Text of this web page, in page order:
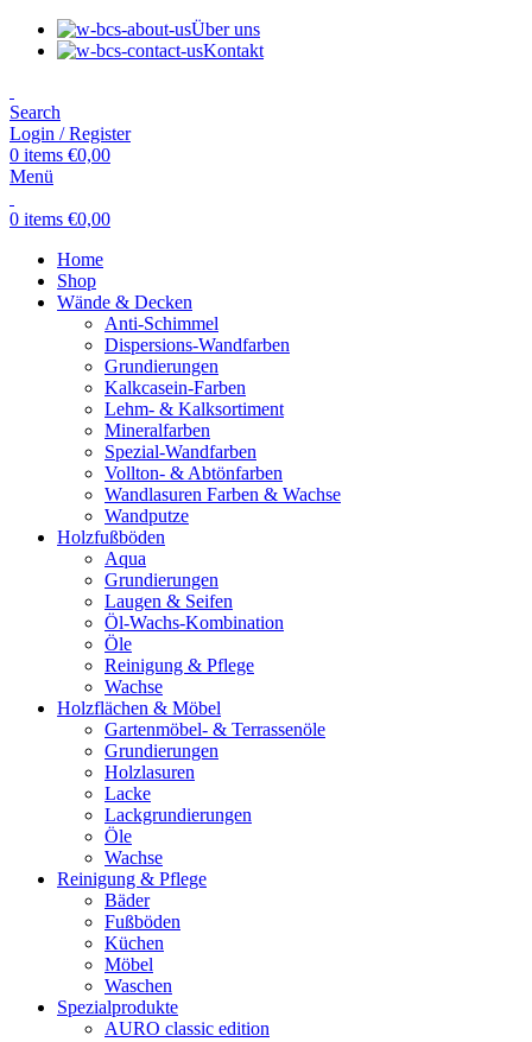
Über uns
Kontakt
Search
Login / Register
0 items €0,00
Menü
0 items €0,00
Home
Shop
Wände & Decken
Anti-Schimmel
Dispersions-Wandfarben
Grundierungen
Kalkcasein-Farben
Lehm- & Kalksortiment
Mineralfarben
Spezial-Wandfarben
Vollton- & Abtönfarben
Wandlasuren Farben & Wachse
Wandputze
Holzfußböden
Aqua
Grundierungen
Laugen & Seifen
Öl-Wachs-Kombination
Öle
Reinigung & Pflege
Wachse
Holzflächen & Möbel
Gartenmöbel- & Terrassenöle
Grundierungen
Holzlasuren
Lacke
Lackgrundierungen
Öle
Wachse
Reinigung & Pflege
Bäder
Fußböden
Küchen
Möbel
Waschen
Spezialprodukte
AURO classic edition